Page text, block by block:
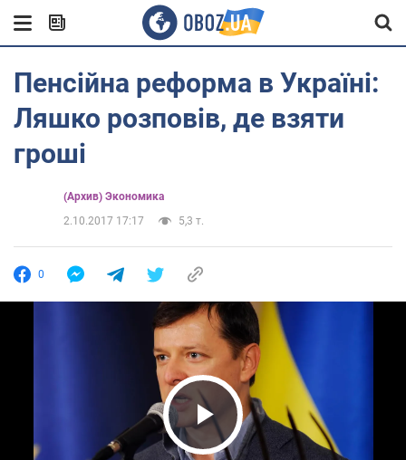
Пенсійна реформа в Україні:
Ляшко розповів, де взяти
гроші
(Архив) Экономика
2.10.2017 17:17
5,3 т.
0
Play Video